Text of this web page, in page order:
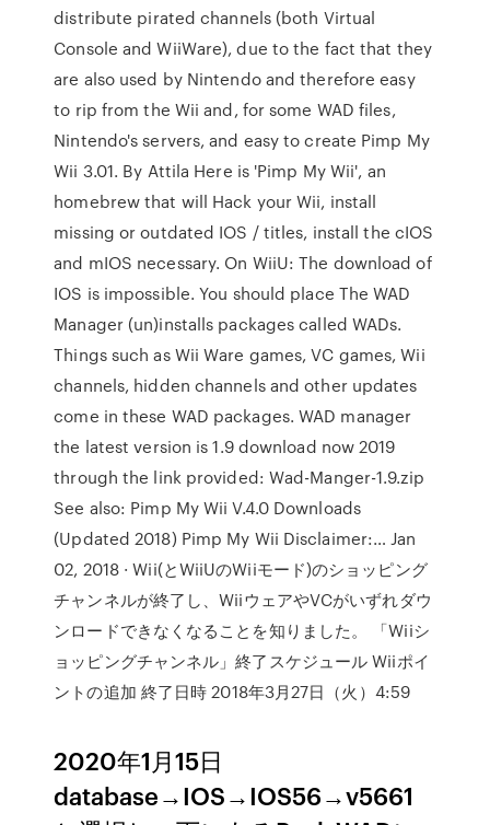
distribute pirated channels (both Virtual
Console and WiiWare), due to the fact that they
are also used by Nintendo and therefore easy
to rip from the Wii and, for some WAD files,
Nintendo's servers, and easy to create Pimp My
Wii 3.01. By Attila Here is 'Pimp My Wii', an
homebrew that will Hack your Wii, install
missing or outdated IOS / titles, install the cIOS
and mIOS necessary. On WiiU: The download of
IOS is impossible. You should place The WAD
Manager (un)installs packages called WADs.
Things such as Wii Ware games, VC games, Wii
channels, hidden channels and other updates
come in these WAD packages. WAD manager
the latest version is 1.9 download now 2019
through the link provided: Wad-Manger-1.9.zip
See also: Pimp My Wii V.4.0 Downloads
(Updated 2018) Pimp My Wii Disclaimer:… Jan
02, 2018 · Wii(とWiiUのWiiモード)のショッピング
チャンネルが終了し、WiiウェアやVCがいずれダウ
ンロードできなくなることを知りました。 「Wiiシ
ョッピングチャンネル」終了スケジュール Wiiポイ
ントの追加 終了日時 2018年3月27日（火）4:59
2020年1月15日
database→IOS→IOS56→v5661